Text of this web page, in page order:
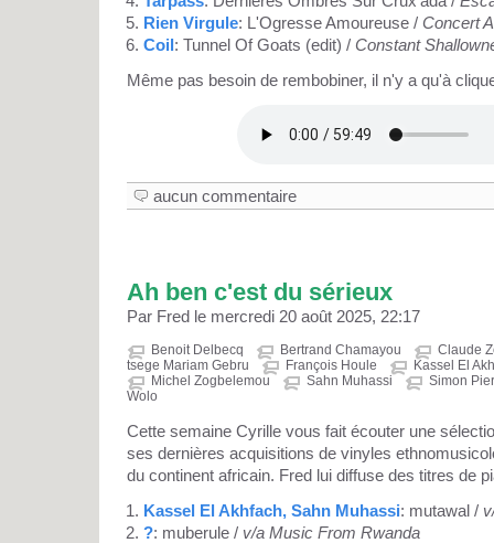
Rien Virgule: L'Ogresse Amoureuse / Concert
Coil: Tunnel Of Goats (edit) / Constant
Même pas besoin de rembobiner, il n'y a qu'à
aucun commentaire
Ah ben c'est du sérieux
Par Fred le mercredi 20 août 2025, 22:17
Benoit Delbecq Bertrand Chamayou
Claude
tsege Mariam Gebru
François Houle
Kassel El
Michel Zogbelemou
Sahn Muhassi
Simon
Wolo
Cette semaine Cyrille vous fait écouter une
ses dernières acquisitions de vinyles
du continent africain. Fred lui diffuse des titres de
Kassel El Akhfach, Sahn Muhassi: mutawal /
?: muberule / v/a Music From Rwanda